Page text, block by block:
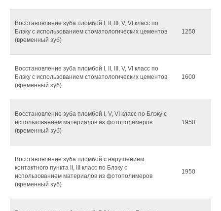
Восстановление зуба пломбой I, II, III, V, VI класс по
Блэку с использованием стоматологических цементов
(временный зуб)
1250
Восстановление зуба пломбой I, II, III, V, VI класс по
Блэку с использованием стоматологических цементов
(временный зуб)
1600
Восстановление зуба пломбой I, V, VI класс по Блэку с
использованием материалов из фотополимеров
(временный зуб)
1950
Восстановление зуба пломбой с нарушением
контактного пункта II, III класс по Блэку с
использованием материалов из фотополимеров
(временный зуб)
1950